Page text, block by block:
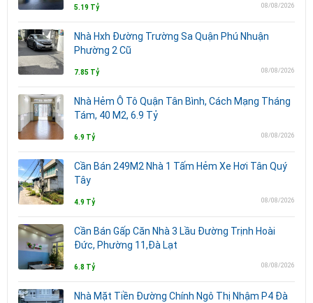
5.19 Tỷ 08/08/2026
Nhà Hxh Đường Trường Sa Quận Phú Nhuận
Phường 2 Cũ
7.85 Tỷ 08/08/2026
Nhà Hẻm Ô Tô Quận Tân Bình, Cách Mạng Tháng
Tám, 40 M2, 6.9 Tỷ
6.9 Tỷ 08/08/2026
Cần Bán 249M2 Nhà 1 Tấm Hẻm Xe Hơi Tân Quý
Tây
4.9 Tỷ 08/08/2026
Cần Bán Gấp Căn Nhà 3 Lầu Đường Trịnh Hoài
Đức, Phường 11,Đà Lạt
6.8 Tỷ 08/08/2026
Nhà Mặt Tiền Đường Chính Ngô Thị Nhậm P4 Đà